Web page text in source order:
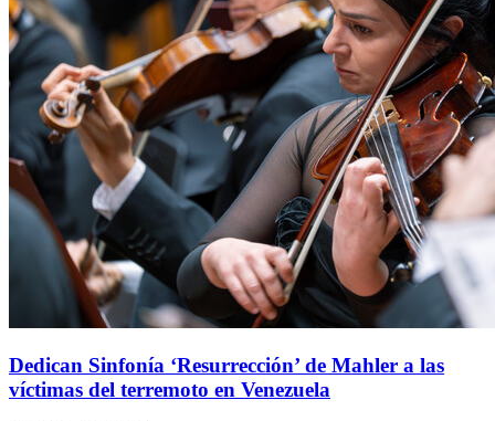
Dedican Sinfonía ‘Resurrección’ de Mahler a las
víctimas del terremoto en Venezuela